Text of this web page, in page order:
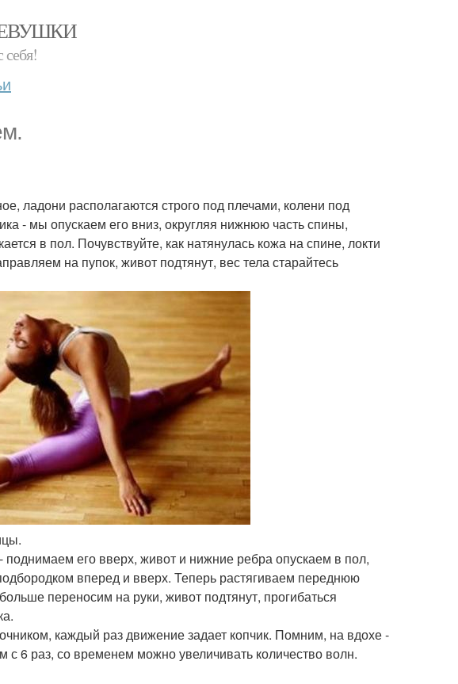
ладони располагаются строго под плечами, колени под
- мы опускаем его вниз, округляя нижнюю часть спины,
в пол. Почувствуйте, как натянулась кожа на спине, локти
на пупок, живот подтянут, вес тела старайтесь
его вверх, живот и нижние ребра опускаем в пол,
вперед и вверх. Теперь растягиваем переднюю
переносим на руки, живот подтянут, прогибаться
каждый раз движение задает копчик. Помним, на вдохе -
6 раз, со временем можно увеличивать количество волн.